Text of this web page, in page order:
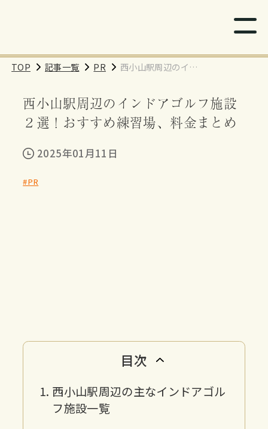
TOP 記事一覧 PR
西小山駅周辺のイン
選！おすすめ練習
場、料金まとめ
西小山駅周辺のインドアゴルフ施設
２選！おすすめ練習場、料金まとめ
2025年01月11日
#PR
目次
西小山駅周辺の主なインドアゴル
フ施設一覧